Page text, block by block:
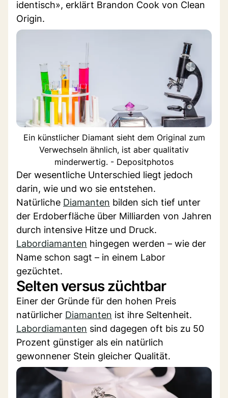
identisch», erklärt Brandon Cook von Clean
Origin.
Ein künstlicher Diamant sieht dem Original zum
Verwechseln ähnlich, ist aber qualitativ
minderwertig. - Depositphotos
Der wesentliche Unterschied liegt jedoch
darin, wie und wo sie entstehen.
Natürliche Diamanten bilden sich tief unter
der Erdoberfläche über Milliarden von Jahren
durch intensive Hitze und Druck.
Labordiamanten hingegen werden – wie der
Name schon sagt – in einem Labor
gezüchtet.
Selten versus züchtbar
Einer der Gründe für den hohen Preis
natürlicher Diamanten ist ihre Seltenheit.
Labordiamanten sind dagegen oft bis zu 50
Prozent günstiger als ein natürlich
gewonnener Stein gleicher Qualität.